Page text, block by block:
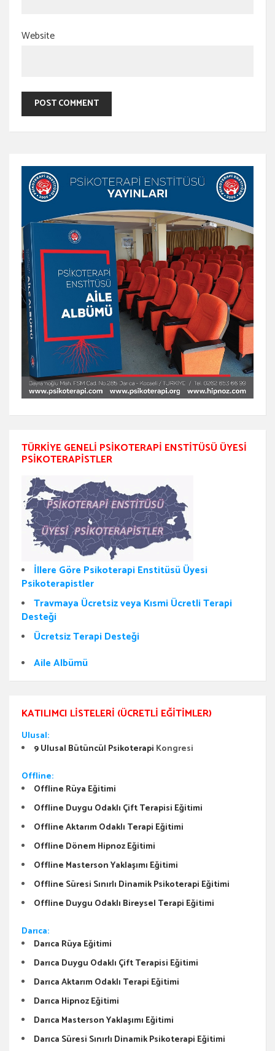
Website
TÜRKIYE GENELI PSIKOTERAPI ENSTITÜSÜ ÜYESI
PSIKOTERAPISTLER
İllere Göre Psikoterapi Enstitüsü Üyesi
Psikoterapistler
Travmaya Ücretsiz veya Kısmi Ücretli Terapi
Desteği
Ücretsiz Terapi Desteği
Aile Albümü
KATILIMCI LISTELERI (ÜCRETLI EĞITIMLER)
Ulusal:
9 Ulusal Bütüncül Psikoterapi Kongresi
Offline:
Offline Rüya Eğitimi
Offline Duygu Odaklı Çift Terapisi Eğitimi
Offline Aktarım Odaklı Terapi Eğitimi
Offline Dönem Hipnoz Eğitimi
Offline Masterson Yaklaşımı Eğitimi
Offline Süresi Sınırlı Dinamik Psikoterapi Eğitimi
Offline Duygu Odaklı Bireysel Terapi Eğitimi
Darıca:
Darıca Rüya Eğitimi
Darıca Duygu Odaklı Çift Terapisi Eğitimi
Darıca Aktarım Odaklı Terapi Eğitimi
Darıca Hipnoz Eğitimi
Darıca Masterson Yaklaşımı Eğitimi
Darıca Süresi Sınırlı Dinamik Psikoterapi Eğitimi